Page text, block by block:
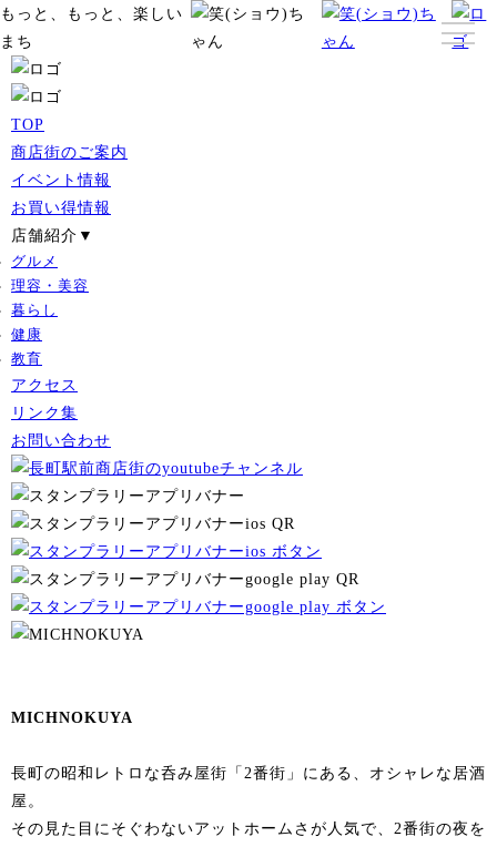
もっと、もっと、楽しい
まち
TOP
商店街のご案内
イベント情報
お買い得情報
店舗紹介▼
グルメ
理容・美容
暮らし
健康
教育
アクセス
リンク集
お問い合わせ
MICHNOKUYA
長町の昭和レトロな呑み屋街「2番街」にある、オシャレな居酒
屋。
その見た目にそぐわないアットホームさが人気で、2番街の夜を